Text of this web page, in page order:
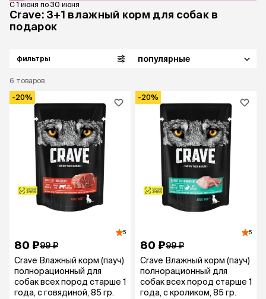
С 1 июня по 30 июня
Crave: 3+1 влажный корм для собак в
подарок
6 товаров
фильтры популярные
-20%
5
80 ₽99 ₽
Crave Влажный корм (пауч)
полнорационный для
собак всех пород старше 1
года, с говядиной, 85 гр.
-20%
5
80 ₽99 ₽
Crave Влажный корм (пауч)
полнорационный для
собак всех пород старше 1
года, с кроликом, 85 гр.